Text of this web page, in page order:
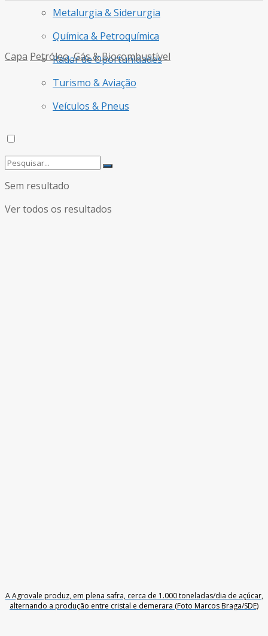
Metalurgia & Siderurgia
Química & Petroquímica
Radar de Oportunidades
Turismo & Aviação
Veículos & Pneus
Sem resultado
Ver todos os resultados
Capa Petróleo, Gás & Biocombustível
A Agrovale produz, em plena safra, cerca de 1.000 toneladas/dia de açúcar,
alternando a produção entre cristal e demerara (Foto Marcos Braga/SDE)